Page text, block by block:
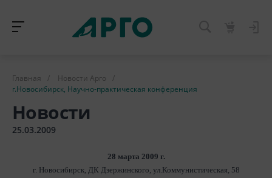
Главная / Новости Арго
/
г.Новосибирск, Научно-практическая конференция
Новости
25.03.2009
28 марта 2009 г.
г. Новосибирск, ДК Дзержинского, ул.Коммунистическая, 58